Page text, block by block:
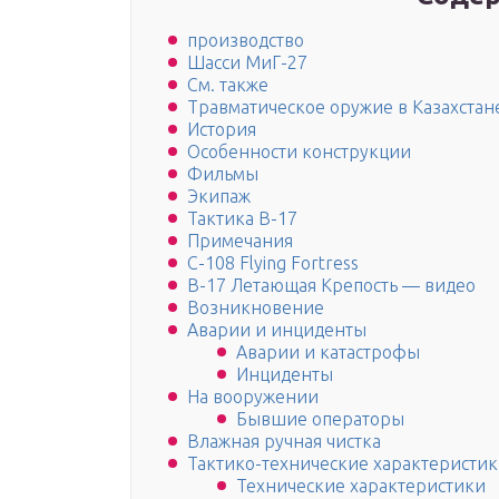
производство
Шасси МиГ-27
См. также
Травматическое оружие в
История
Особенности конструкции
Фильмы
Экипаж
Тактика B-17
Примечания
C-108 Flying Fortress
B-17 Летающая Крепость — видео
Возникновение
Аварии и инциденты
Аварии и катастрофы
Инциденты
На вооружении
Бывшие операторы
Влажная ручная чистка
Тактико-технические
Технические характеристики